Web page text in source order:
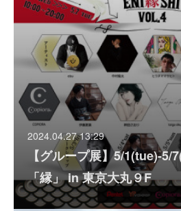
2024.04.27 13:29
【グループ展】5/1(tue)-5/
「縁」 in 東京大丸９F